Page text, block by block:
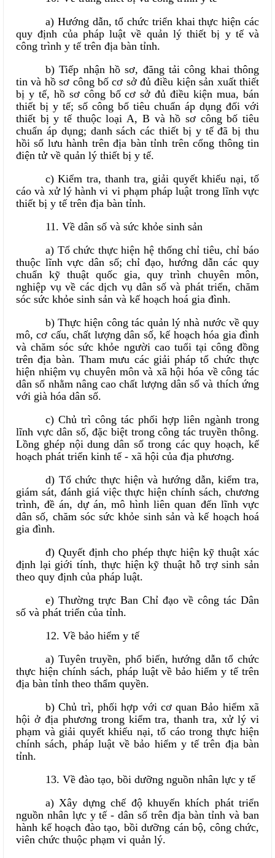
a) Hướng dẫn, tổ chức triển khai thực hiện các
quy định của pháp luật về quản lý thiết bị y tế và
công trình y tế trên địa bàn tỉnh.
b) Tiếp nhận hồ sơ, đăng tải công khai thông
tin và hồ sơ công bố cơ sở đủ điều kiện sản xuất thiết
bị y tế, hồ sơ công bố cơ sở đủ điều kiện mua, bán
thiết bị y tế; số công bố tiêu chuẩn áp dụng đối với
thiết bị y tế thuộc loại A, B và hồ sơ công bố tiêu
chuẩn áp dụng; danh sách các thiết bị y tế đã bị thu
hồi số lưu hành trên địa bàn tỉnh trên cổng thông tin
điện tử về quản lý thiết bị y tế.
c) Kiểm tra, thanh tra, giải quyết khiếu nại, tố
cáo và xử lý hành vi vi phạm pháp luật trong lĩnh vực
thiết bị y tế trên địa bàn tỉnh.
11. Về dân số và sức khỏe sinh sản
a) Tổ chức thực hiện hệ thống chỉ tiêu, chỉ báo
thuộc lĩnh vực dân số; chỉ đạo, hướng dẫn các quy
chuẩn kỹ thuật quốc gia, quy trình chuyên môn,
nghiệp vụ về các dịch vụ dân số và phát triển, chăm
sóc sức khỏe sinh sản và kế hoạch hoá gia đình.
b) Thực hiện công tác quản lý nhà nước về quy
mô, cơ cấu, chất lượng dân số, kế hoạch hóa gia đình
và chăm sóc sức khỏe người cao tuổi tại công đồng
trên địa bàn. Tham mưu các giải pháp tổ chức thực
hiện nhiệm vụ chuyên môn và xã hội hóa về công tác
dân số nhằm nâng cao chất lượng dân số và thích ứng
với già hóa dân số.
c) Chủ trì công tác phối hợp liên ngành trong
lĩnh vực dân số, đặc biệt trong công tác truyền thông.
Lồng ghép nội dung dân số trong các quy hoạch, kế
hoạch phát triển kinh tế - xã hội của địa phương.
d) Tổ chức thực hiện và hướng dẫn, kiểm tra,
giám sát, đánh giá việc thực hiện chính sách, chương
trình, đề án, dự án, mô hình liên quan đến lĩnh vực
dân số, chăm sóc sức khỏe sinh sản và kế hoạch hoá
gia đình.
đ) Quyết định cho phép thực hiện kỹ thuật xác
định lại giới tính, thực hiện kỹ thuật hỗ trợ sinh sản
theo quy định của pháp luật.
e) Thường trực Ban Chỉ đạo về công tác Dân
số và phát triển của tỉnh.
12. Về bảo hiểm y tế
a) Tuyên truyền, phổ biến, hướng dẫn tổ chức
thực hiện chính sách, pháp luật về bảo hiểm y tế trên
địa bàn tỉnh theo thẩm quyền.
b) Chủ trì, phối hợp với cơ quan Bảo hiểm xã
hội ở địa phương trong kiểm tra, thanh tra, xử lý vi
phạm và giải quyết khiếu nại, tố cáo trong thực hiện
chính sách, pháp luật về bảo hiểm y tế trên địa bàn
tỉnh.
13. Về đào tạo, bồi dưỡng nguồn nhân lực y tế
a) Xây dựng chế độ khuyến khích phát triển
nguồn nhân lực y tế - dân số trên địa bàn tỉnh và ban
hành kế hoạch đào tạo, bồi dưỡng cán bộ, công chức,
viên chức thuộc phạm vi quản lý.